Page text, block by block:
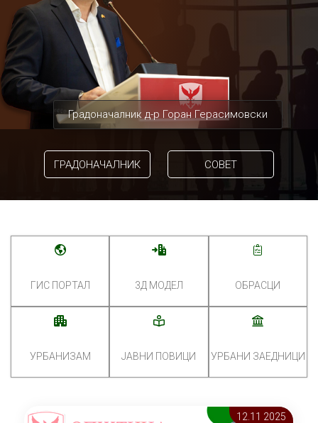
Градоначалник д-р Горан Герасимовски
ГРАДОНАЧАЛНИК СОВЕТ
ГИС ПОРТАЛ 3Д МОДЕЛ ОБРАСЦИ
УРБАНИЗАМ ЈАВНИ ПОВИЦИ УРБАНИ ЗАЕДНИЦИ
12.11 2025